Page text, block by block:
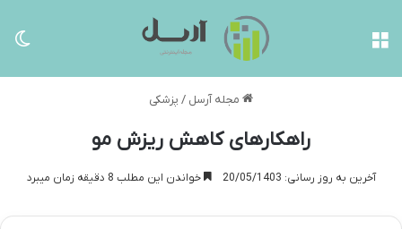
مجله آرسل / پزشکی
راهکارهای کاهش ریزش مو
آخرین به روز رسانی: 20/05/1403 خواندن این مطلب 8 دقیقه زمان میبرد